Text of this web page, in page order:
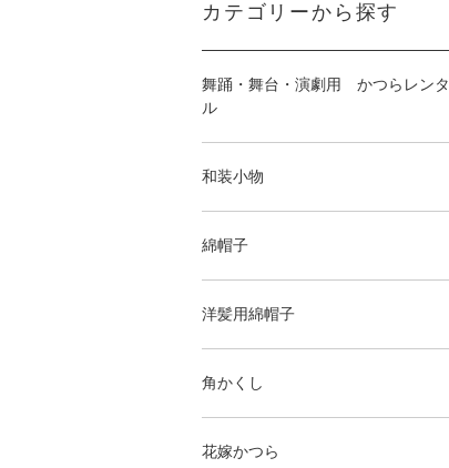
カテゴリーから探す
舞踊・舞台・演劇用 かつらレンタ
ル
和装小物
綿帽子
洋髪用綿帽子
角かくし
花嫁かつら